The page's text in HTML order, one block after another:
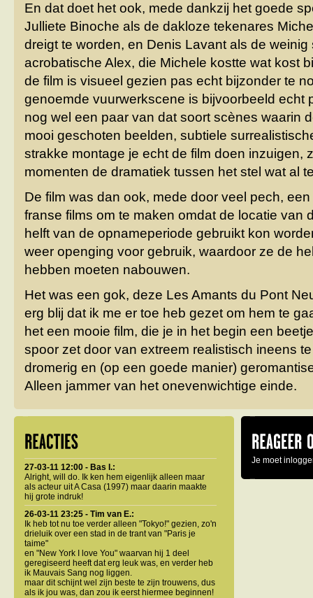
En dat doet het ook, mede dankzij het goede
Julliete Binoche als de dakloze tekenares
dreigt te worden, en Denis Lavant als de
acrobatische Alex, die Michele kostte wat kost
de film is visueel gezien pas echt bijzonder te
genoemde vuurwerkscene is bijvoorbeeld echt
nog wel een paar van dat soort scènes waarin
mooi geschoten beelden, subtiele
strakke montage je echt de film doen inzuigen,
momenten de dramatiek tussen het stel wat al
De film was dan ook, mede door veel pech,
franse films om te maken omdat de locatie van
helft van de opnameperiode gebruikt kon
weer openging voor gebruik, waardoor ze de
hebben moeten nabouwen.
Het was een gok, deze Les Amants du Pont
erg blij dat ik me er toe heb gezet om hem te
het een mooie film, die je in het begin een
spoor zet door van extreem realistisch ineens
dromerig en (op een goede manier)
Alleen jammer van het onevenwichtige einde.
27-03-11 12:00 - Bas I.:
Alright, will do. Ik ken hem eigenlijk alleen maar
als acteur uit A Casa (1997) maar daarin maakte
hij grote indruk!
26-03-11 23:25 - Tim van E.:
Ik heb tot nu toe verder alleen "Tokyo!" gezien, zo'n
drieluik over een stad in de trant van "Paris je
taime"
en "New York I love You" waarvan hij 1 deel
geregiseerd heeft dat erg leuk was, en verder heb
ik Mauvais Sang nog liggen.
maar dit schijnt wel zijn beste te zijn trouwens, dus
als ik jou was, dan zou ik eerst hiermee beginnen!
Je moet